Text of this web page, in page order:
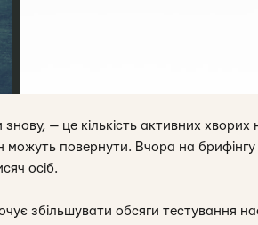
— це кількість активних хворих
можуть повернути. Вчора на брифінгу
осіб.
збільшувати обсяги тестування